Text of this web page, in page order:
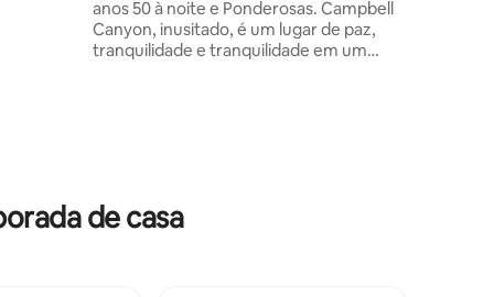
anos 50 à noite e Ponderosas. Campbell
Canyon, inusitado, é um lugar de paz,
tranquilidade e tranquilidade em um
apenas 6 milhas ao norte de Glendale.
de casa